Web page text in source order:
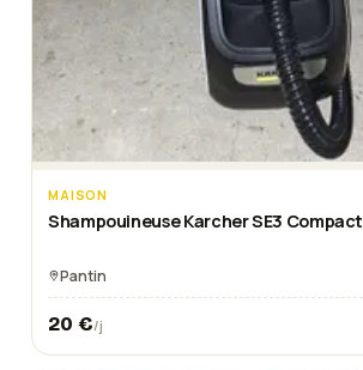
MAISON
Shampouineuse Karcher SE3 Compact
Pantin
20 €/j